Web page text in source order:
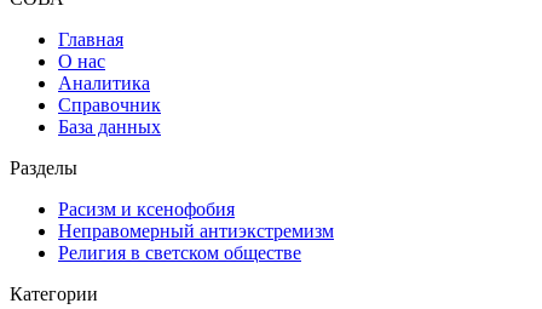
Главная
О нас
Аналитика
Справочник
База данных
Разделы
Расизм и ксенофобия
Неправомерный антиэкстремизм
Религия в светском обществе
Категории